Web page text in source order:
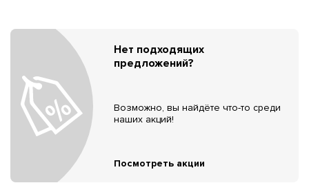
Нет подходящих
предложений?
Возможно, вы найдёте что-то среди
наших акций!
Посмотреть акции